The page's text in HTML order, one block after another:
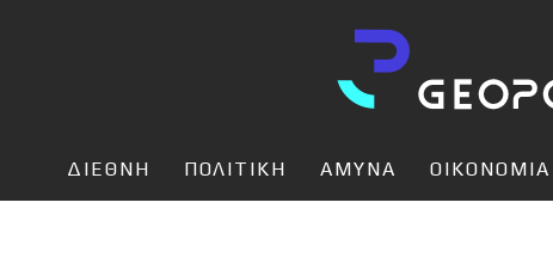
ΔΙΕΘΝΗ ΠΟΛΙΤΙΚΗ ΑΜΥΝΑ ΟΙΚΟΝΟΜΙΑ